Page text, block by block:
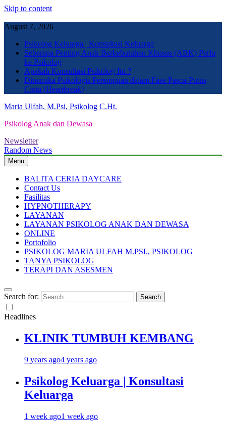
Skip to content
August 7, 2026
Psikolog Keluarga | Konsultasi Keluarga
Seberapa Penting Anak Berkebutuhan Khusus (ABK) Perlu
ke Psikolog
Apakah Konsultasi Psikolog Itu ?
Dinamika Psikologis Perempuan dalam Fase Pasca-Putus
Cinta (Heartbreak)
Maria Ulfah, M.Psi, Psikolog C.Ht.
Psikolog Anak dan Dewasa
Newsletter
Random News
Menu
BALITA CERIA DAYCARE
Contact Us
Fasilitas
HYPNOTHERAPY
LAYANAN
LAYANAN PSIKOLOG ANAK DAN DEWASA
ONLINE
Portofolio
PSIKOLOG MARIA ULFAH M.PSI., PSIKOLOG
TANYA PSIKOLOG
TERAPI DAN ASESMEN
Search for:
Headlines
KLINIK TUMBUH KEMBANG
9 years ago4 years ago
Psikolog Keluarga | Konsultasi
Keluarga
1 week ago1 week ago